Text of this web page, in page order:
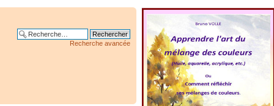
Recherche avancée